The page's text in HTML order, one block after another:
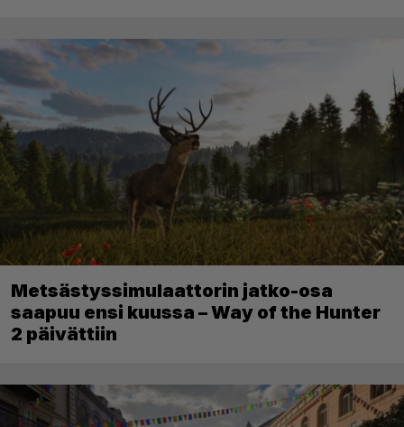
Metsästyssimulaattorin jatko-osa
saapuu ensi kuussa – Way of the Hunter
2 päivättiin